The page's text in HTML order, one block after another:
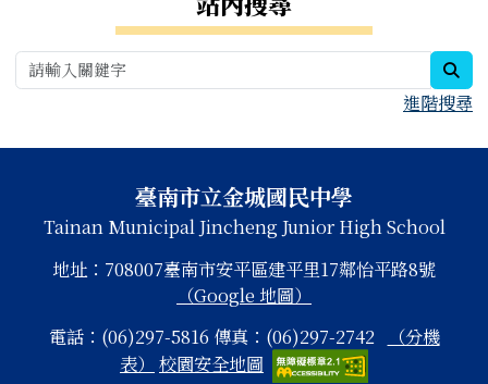
進階搜尋
頁尾區域內容臺南市立金城國民中學
Tainan Municipal Jincheng Junior High School
地址：708007臺南市安平區建平里17鄰怡平路8號
（Google 地圖）
電話：(06)297-5816 傳真：(06)297-2742
（分機
表） 校園安全地圖